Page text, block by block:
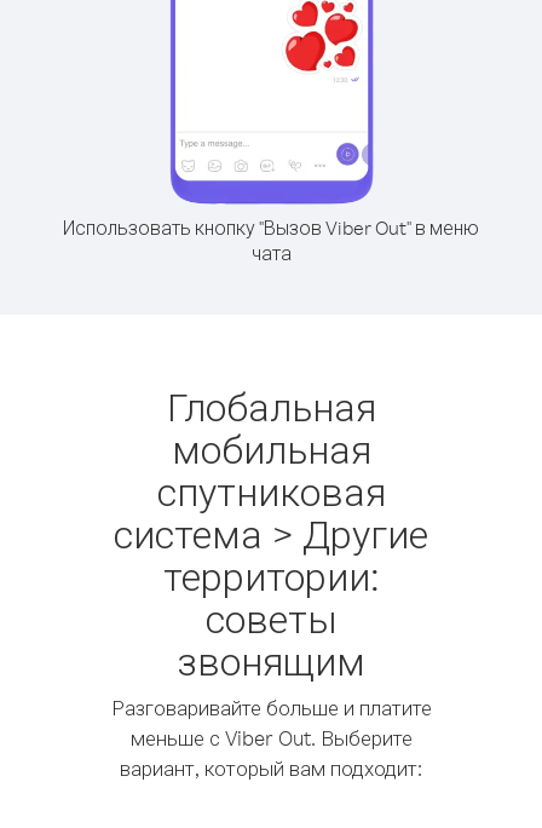
Использовать кнопку "Вызов Viber Out" в меню
чата
Глобальная
мобильная
спутниковая
система > Другие
территории:
советы
звонящим
Разговаривайте больше и платите
меньше с Viber Out. Выберите
вариант, который вам подходит: